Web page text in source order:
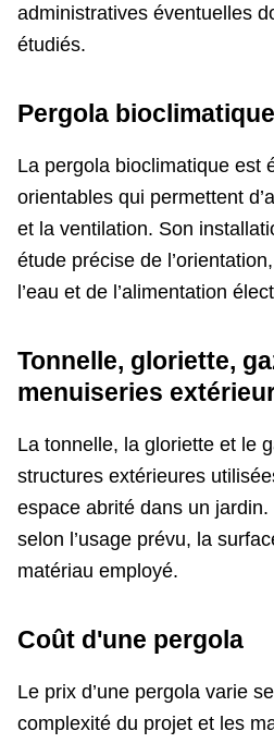
administratives éventuelles
étudiés.
Pergola bioclimatique
La pergola bioclimatique est
orientables qui permettent
et la ventilation. Son
étude précise de
l’eau et de l’alimentation
Tonnelle, gloriette,
menuiseries
La tonnelle, la gloriette et le
structures extérieures
espace abrité dans un
selon l’usage prévu, la
matériau employé.
Coût d'une pergola
Le prix d’une pergola varie
complexité du projet et les